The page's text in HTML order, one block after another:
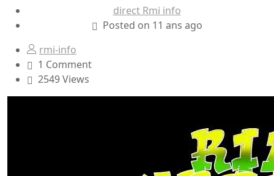
direct Rmi info
Posted on 11 ans ago
rmi-info
1 Comment
2549 Views